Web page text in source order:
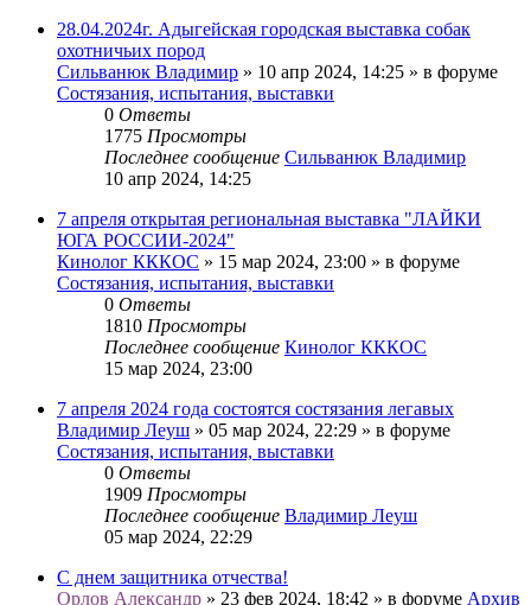
28.04.2024г. Адыгейская городская выставка собак
охотничьих пород
Сильванюк Владимир » 10 апр 2024, 14:25 » в форуме
Состязания, испытания, выставки
0 Ответы
1775 Просмотры
Последнее сообщение Сильванюк Владимир
10 апр 2024, 14:25
7 апреля открытая региональная выставка "ЛАЙКИ
ЮГА РОССИИ-2024"
Кинолог КККОС » 15 мар 2024, 23:00 » в форуме
Состязания, испытания, выставки
0 Ответы
1810 Просмотры
Последнее сообщение Кинолог КККОС
15 мар 2024, 23:00
7 апреля 2024 года состоятся состязания легавых
Владимир Леуш » 05 мар 2024, 22:29 » в форуме
Состязания, испытания, выставки
0 Ответы
1909 Просмотры
Последнее сообщение Владимир Леуш
05 мар 2024, 22:29
С днем защитника отчества!
Орлов Александр » 23 фев 2024, 18:42 » в форуме Архив